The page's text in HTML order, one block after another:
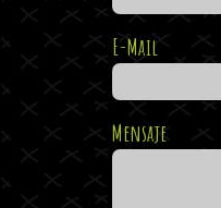
E-Mail
Mensaje